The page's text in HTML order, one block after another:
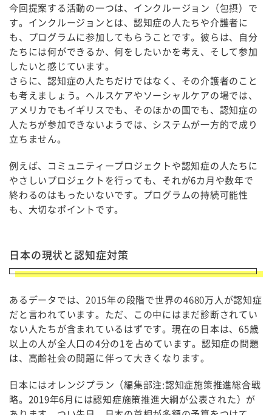
今回提案する活動の一つは、インクルージョン（包摂）で
す。インクルージョンとは、認知症の人たちや介護者に
も、プログラムに参加してもらうことです。彼らは、自分
たちには何ができるか、何をしたいかを考え、そして参加
したいと感じています。
さらに、認知症の人たちだけではなく、その介護者のこと
も考えましょう。ヘルスケアやソーシャルケアの場では、
アメリカでもイギリスでも、そのほかの国でも、認知症の
人たちが参加できないようでは、システムが一方的で成り
立ちません。
例えば、コミュニティープロジェクトや認知症の人たちに
やさしいプロジェクトを行っても、それが6カ月や数年で
終わるのはもったいないです。プログラムの持続可能性
も、大切なポイントです。
日本の現状と認知症対策
あるデータでは、2015年の段階で世界の4680万人が認知症
だと言われています。ただ、この中にはまだ診断されてい
ない人たちが含まれているはずです。現在の日本は、65歳
以上の人が全人口の4分の1を占めています。認知症の問題
は、高齢社会の問題に伴って大きくなります。
日本にはオレンジプラン（編集部注:認知症施策推進総合戦
略。2019年6月には認知症施策推進大綱が公表された）が